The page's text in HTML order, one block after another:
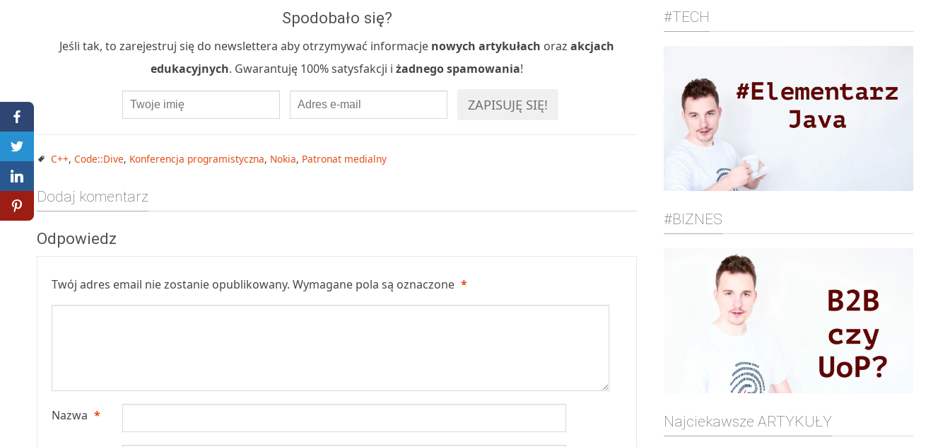
Spodobało się?
Jeśli tak, to zarejestruj się do newslettera aby otrzymywać informacje nowych artykułach orazakcjach
edukacyjnych. Gwarantuję 100% satysfakcji iżadnego spamowania!
C++, Code::Dive, Konferencja programistyczna, Nokia, Patronat medialny
Dodaj komentarz
Odpowiedz
Twój adres email nie zostanie opublikowany. Wymagane pola są oznaczone *
Nazwa *
#TECH
#BIZNES
Najciekawsze ARTYKUŁY